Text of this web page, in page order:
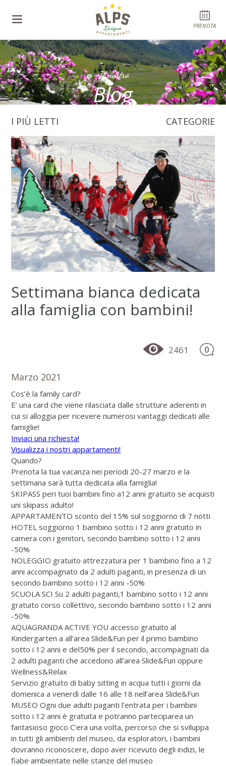
PRENOTA
Il nostro
Blog
I PIÙ LETTI CATEGORIE
Settimana bianca dedicata
alla famiglia con bambini!
2461 0
Marzo 2021
Cos’è la family card?
E’ una card che viene rilasciata dalle strutture aderenti in
cui si alloggia per ricevere numerosi vantaggi dedicati alle
famiglie!
Inviaci una richiesta!
Visualizza i nostri appartamenti!
Quando?
Prenota la tua vacanza nei periodi 20-27 marzo e la
settimana sarà tutta dedicata alla famiglia!
SKIPASS peri tuoi bambini fino a12 anni gratuito se acquisti
uni skipass adulto!
APPARTAMENTO sconto del 15% sul soggiorno di 7 notti
HOTEL soggiorno 1 bambino sotto i 12 anni gratuito in
camera con i genitori, secondo bambino sotto i 12 anni
-50%
NOLEGGIO gratuito attrezzatura per 1 bambino fino a 12
anni accompagnato da 2 adulti paganti, in presenza di un
secondo bambino sotto i 12 anni -50%
SCUOLA SCI Su 2 adulti paganti,1 bambino sotto i 12 anni
gratuito corso collettivo, secondo bambino sotto i 12 anni
-50%
AQUAGRANDA ACTIVE YOU accesso gratuito al
Kindergarten a all’area Slide&Fun per il primo bambino
sotto i 12 anni e del50% per il secondo, accompagnati da
2 adulti paganti che accedono all’area Slide&Fun oppure
Wellness&Relax
Servizio gratuito di baby sitting in acqua tutti i giorni da
domenica a venerdì dalle 16 alle 18 nell’area Slide&Fun
MUSEO Ogni due adulti paganti l’entrata per i bambini
sotto i 12 anni è gratuita e potranno parteciparea un
fantasioso gioco C’era una volta, percorso che si sviluppa
in tutti gli ambienti del museo, da esploratori, i bambini
dovranno riconoscere, dopo aver ricevuto degli indizi, le
fiabe ambientate nelle stanze del museo